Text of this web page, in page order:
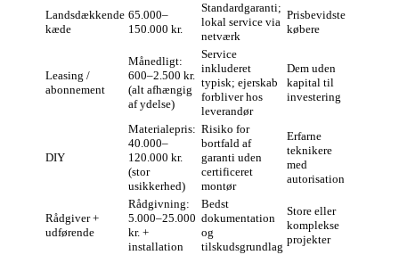
Landsdækkende
kæde
65.000–
150.000 kr.
Standardgaranti;
lokal service via
netværk
Prisbevidste
købere
Leasing /
abonnement
Månedligt:
600–2.500 kr.
(alt afhængig
af ydelse)
Service
inkluderet
typisk; ejerskab
forbliver hos
leverandør
Dem uden
kapital til
investering
DIY
Materialepris:
40.000–
120.000 kr.
(stor
usikkerhed)
Risiko for
bortfald af
garanti uden
certificeret
montør
Erfarne
teknikere
med
autorisation
Rådgiver +
udførende
Rådgivning:
5.000–25.000
kr. +
installation
Bedst
dokumentation
og
tilskudsgrundlag
Store eller
komplekse
projekter